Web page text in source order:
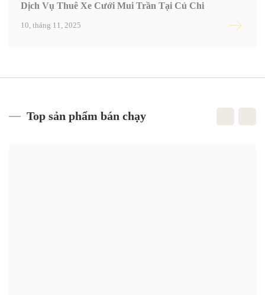
Dịch Vụ Thuê Xe Cưới Mui Trần Tại Củ Chi
10, tháng 11, 2025
Top sản phẩm bán chạy